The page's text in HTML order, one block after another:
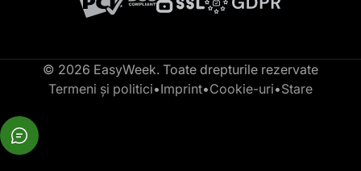
© 2026 EasyWeek. Toate drepturile rezervate
Termeni și politici•Imprint•Cookie-uri•Stare